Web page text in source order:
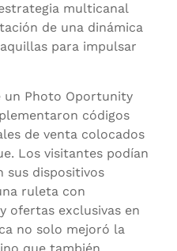
multicanal
de una dinámica
para impulsar
un Photo Oportunity
códigos
de venta colocados
Los visitantes podían
sus dispositivos
ruleta con
ofertas exclusivas en
no solo mejoró la